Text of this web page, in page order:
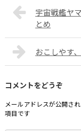
宇宙戦艦ヤ
とめ
おこしやす
コメントをどうぞ
メールアドレスが公開さ
項目です